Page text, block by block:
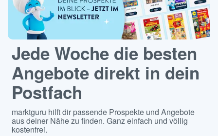
Jede Woche die besten
Angebote direkt in dein
Postfach
marktguru hilft dir passende Prospekte und Angebote
aus deiner Nähe zu finden. Ganz einfach und völlig
kostenfrei.